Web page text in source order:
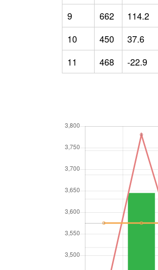
9
662 114.2
10
450 37.6
11
468 -22.9